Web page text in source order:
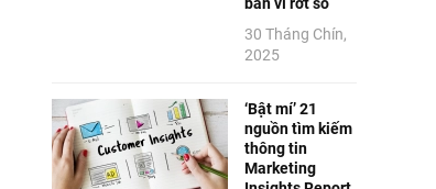
30 Tháng Chín,
2025
‘Bật mí’ 21
nguồn tìm kiếm
thông tin
Marketing